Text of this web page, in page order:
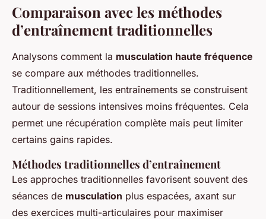
Comparaison avec les méthodes
d’entraînement traditionnelles
Analysons comment la musculation haute fréquence
se compare aux méthodes traditionnelles.
Traditionnellement, les entraînements se construisent
autour de sessions intensives moins fréquentes. Cela
permet une récupération complète mais peut limiter
certains gains rapides.
Méthodes traditionnelles d’entraînement
Les approches traditionnelles favorisent souvent des
séances de musculation plus espacées, axant sur
des exercices multi-articulaires pour maximiser